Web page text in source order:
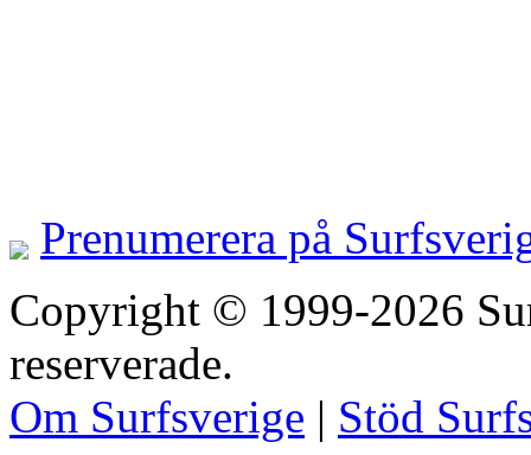
Prenumerera på
Copyright © 1999-2026
reserverade.
Om Surfsverige | Stöd